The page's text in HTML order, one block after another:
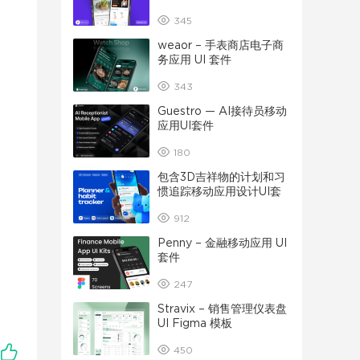
345
weaor – 手表商店电子商
务应用 UI 套件
343
Guestro — AI接待员移动
应用UI套件
180
包含3D吉祥物的计划和习
惯追踪移动应用设计UI套
912
Penny – 金融移动应用 UI
套件
247
Stravix – 销售管理仪表盘
UI Figma 模板
450